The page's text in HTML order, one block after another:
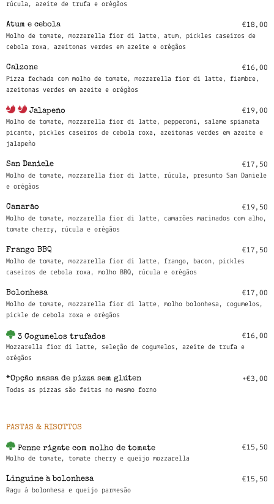
rúcula, azeite de trufa e orégãos
Atum e cebola €18,00
Molho de tomate, mozzarella fior di latte, atum, pickles caseiros de
cebola roxa, azeitonas verdes em azeite e orégãos
Calzone €16,00
Pizza fechada com molho de tomate, mozzarella fior di latte, fiambre,
azeitonas verdes em azeite e orégãos
Jalapeño €19,00
Molho de tomate, mozzarella fior di latte, pepperoni, salame spianata
picante, pickles caseiros de cebola roxa, azeitonas verdes em azeite e
jalapeño
San Daniele €17,50
Molho de tomate, mozzarella fior di latte, rúcula, presunto San Daniele
e orégãos
Camarão €19,50
Molho de tomate, mozzarella fior di latte, camarões marinados com alho,
tomate cherry, rúcula e orégãos
Frango BBQ €17,50
Molho de tomate, mozzarella fior di latte, frango, bacon, pickles
caseiros de cebola roxa, molho BBQ, rúcula e orégãos
Bolonhesa €17,00
Molho de tomate, mozzarella fior di latte, molho bolonhesa, cogumelos,
pickle de cebola roxa e orégãos
3 Cogumelos trufados €16,00
Mozzarella fior di latte, seleção de cogumelos, azeite de trufa e
orégãos
*Opção massa de pizza sem glúten +€3,00
Todas as pizzas são feitas no mesmo forno
PASTAS & RISOTTOS
Penne rigate com molho de tomate €15,50
Molho de tomate, tomate cherry e queijo mozzarella
Linguine à bolonhesa €15,50
Ragu à bolonhesa e queijo parmesão